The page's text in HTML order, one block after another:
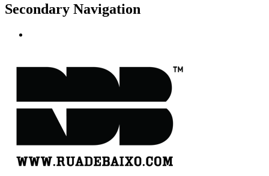
Secondary Navigation